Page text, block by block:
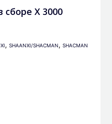
сборе Х 3000
, SHAANXI/SHACMAN, SHACMAN